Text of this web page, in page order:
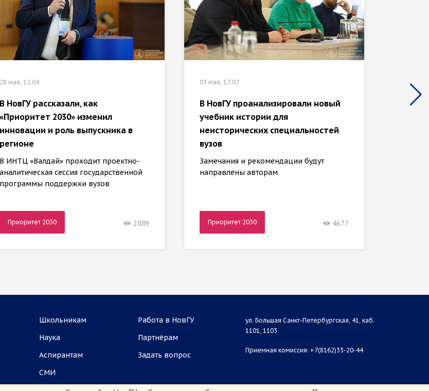
28 мая, 12:04
В НовГУ рассказали, как
«Приоритет 2030» изменил
инновации и роль выпускника в
регионе
В ИНТЦ «Валдай» проходит проектно-
аналитическая сессия государственной
программы поддержки вузов
Приоритет 2030 2889
03 мая, 17:07
В НовГУ проанализировали новый
учебник истории для
неисторических специальностей
вузов
Замечания и рекомендации будут
направлены авторам
Приоритет 2030 4677
В
об
Школьникам
Наука
Аспирантам
СМИ
Работа в НовГУ
Партнёрам
Задать вопрос
ул. Большая Санкт-Петербургская, 41, каб.
1101, 1103
Приемная комиссия: +7(8162)33-20-44